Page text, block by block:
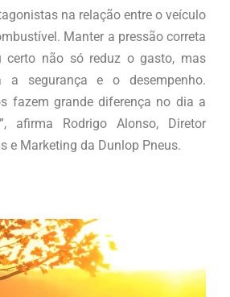
na relação entre o veículo
Manter a pressão correta
certo não só reduz o gasto, mas
a segurança e o desempenho.
fazem grande diferença no dia a
afirma Rodrigo Alonso, Diretor
e Marketing da Dunlop Pneus.